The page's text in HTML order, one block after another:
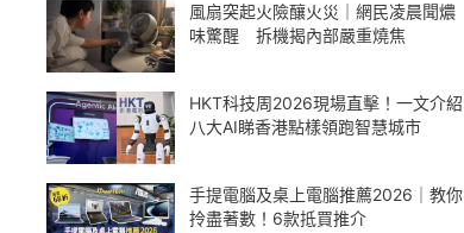
風扇突起火險釀火災｜網民凌晨聞燶
味驚醒 拆機揭內部嚴重燒焦
HKT科技周2026現場直擊！一文介紹
八大AI睇香港點樣領跑智慧城市
手提電腦及桌上電腦推薦2026｜教你
拎盡著數！6款抵買推介